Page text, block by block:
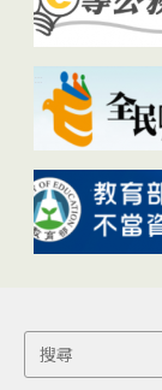
Search
for: